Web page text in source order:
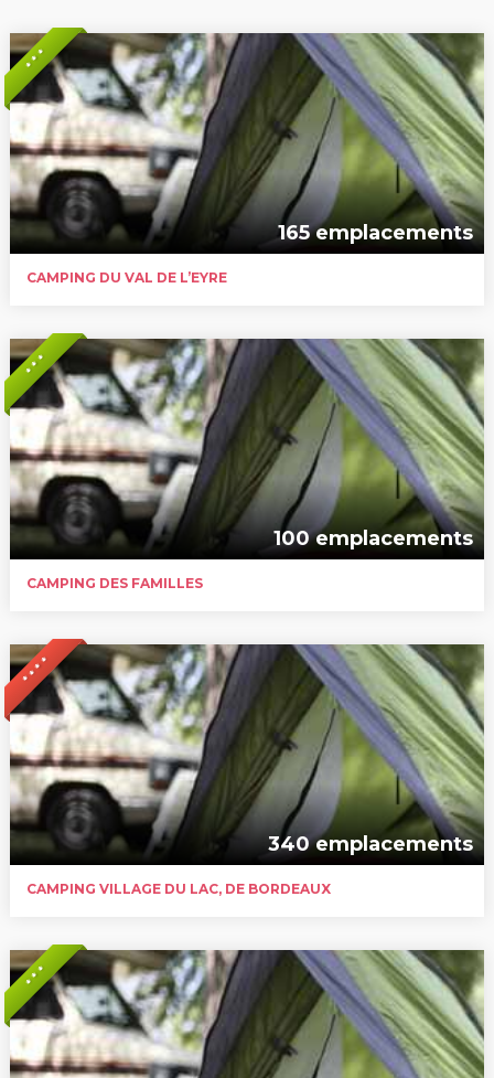
* * *
165 emplacements
CAMPING DU VAL DE L’EYRE
* * *
100 emplacements
CAMPING DES FAMILLES
* * * *
340 emplacements
CAMPING VILLAGE DU LAC, DE BORDEAUX
* * *